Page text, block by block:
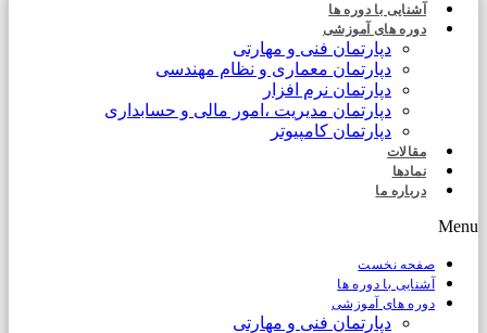
آشنایی با دوره ها
دوره های آموزشی
دپارتمان فنی و مهارتی
دپارتمان معماری و نظام مهندسی
دپارتمان نرم افزار
دپارتمان مدیریت ،امور مالی و حسابداری
دپارتمان کامپیوتر
مقالات
نمادها
درباره ما
Menu
صفحه نخست
آشنایی با دوره ها
دوره های آموزشی
دپارتمان فنی و مهارتی